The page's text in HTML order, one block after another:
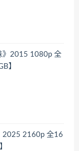
》2015 1080p 全
】
2025 2160p 全16